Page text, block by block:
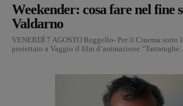
Weekender: cosa fare nel fine
Valdarno
VENERDÌ 7 AGOSTO Reggello- Per il Cinema sotto
proiettato a Vaggio il film d’animazione “Tartarughe...